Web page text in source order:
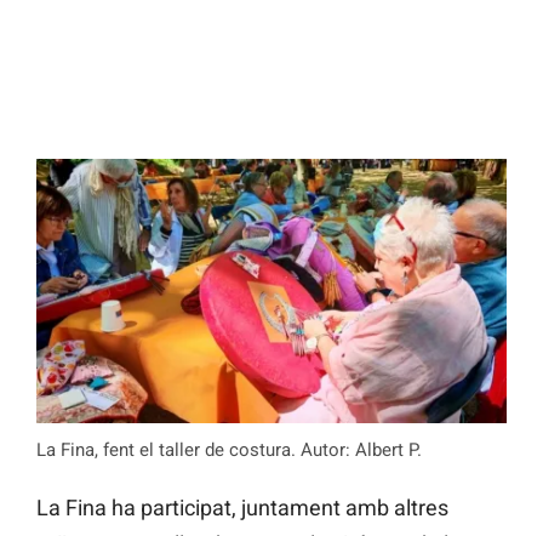
La Fina, fent el taller de costura. Autor: Albert P.
La Fina ha participat, juntament amb altres